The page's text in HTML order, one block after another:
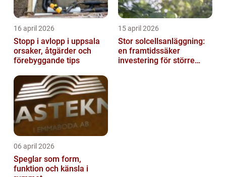
16 april 2026
Stopp i avlopp i uppsala
orsaker, åtgärder och
förebyggande tips
15 april 2026
Stor solcellsanläggning:
en framtidssäker
investering för större
06 april 2026
Speglar som form,
funktion och känsla i